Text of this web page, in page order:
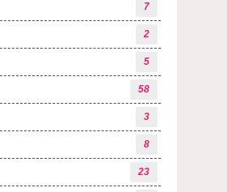
7
2
5
58
3
8
23